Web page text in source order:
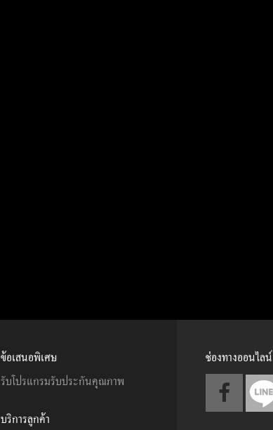
ข้อเสนอพิเศษ
รับโปรแกรมรับประกันคุณภาพ
บริการลูกค้า
ช่องทางออนไลน์